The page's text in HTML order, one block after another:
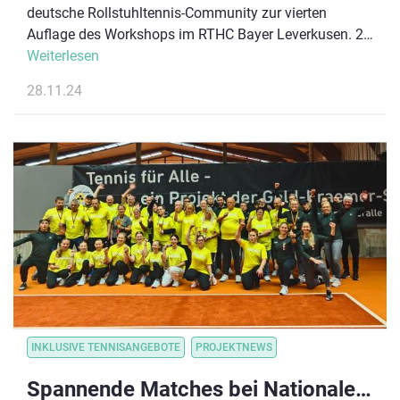
deutsche Rollstuhltennis-Community zur vierten
Auflage des Workshops im RTHC Bayer Leverkusen. 25
Spieler:innen, drei Athlet:innen der
Coaches kamen zusammen, um alle Aspekte des
Weiterlesen
28.11.24
INKLUSIVE TENNISANGEBOTE PROJEKTNEWS
Spannende Matches bei Nationalen Blinden- und Sehbehindertentennis Meisterschaften